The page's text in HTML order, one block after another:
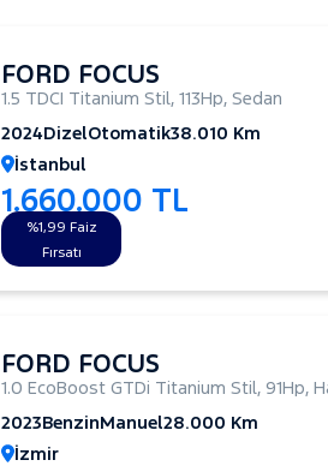
FORD FOCUS
1.5 TDCI Titanium Stil, 113Hp, Sedan
2024DizelOtomatik38.010 Km
İstanbul
1.660.000 TL
%1,99 Faiz
Fırsatı
FORD FOCUS
1.0 EcoBoost GTDi Titanium Stil, 91Hp,
2023BenzinManuel28.000 Km
İzmir